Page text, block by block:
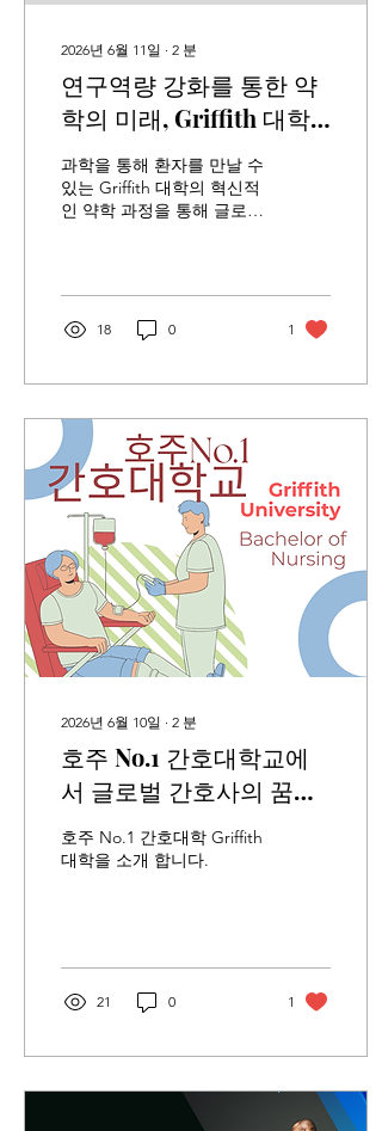
2026년 6월 11일 ∙ 2 분
연구역량 강화를 통한 약
학의 미래, Griffith 대학
의 혁신적 약학 과정을 만
나세요.
과학을 통해 환자를 만날 수
있는 Griffith 대학의 혁신적
인 약학 과정을 통해 글로벌
18 0 1
2026년 6월 10일 ∙ 2 분
호주 No.1 간호대학교에
서 글로벌 간호사의 꿈을
이루세요!!
호주 No.1 간호대학 Griffith
대학을 소개 합니다.
21 0 1